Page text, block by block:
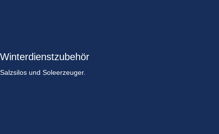
Winterdienstzubehör
Salzsilos und Soleerzeuger.